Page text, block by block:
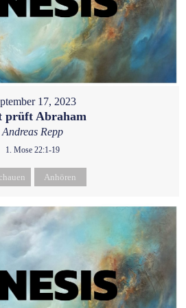
17, 2023
prüft Abraham
Andreas Repp
1. Mose 22:1-19
Anhören